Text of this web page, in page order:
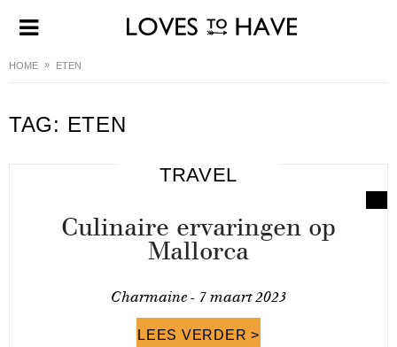
HOME ETEN
TAG: ETEN
TRAVEL
Culinaire ervaringen op
Mallorca
Charmaine - 7 maart 2023
LEES VERDER >